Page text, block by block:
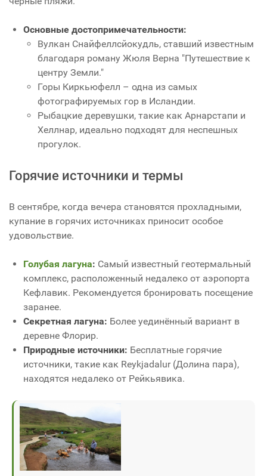
Основные достопримечательности:
Вулкан Снайфеллсйокудль, ставший известным
благодаря роману Жюля Верна "Путешествие к
центру Земли."
Горы Киркьюфелл – одна из самых
фотографируемых гор в Исландии.
Рыбацкие деревушки, такие как Арнарстапи и
Хеллнар, идеально подходят для неспешных
прогулок.
Горячие источники и термы
В сентябре, когда вечера становятся прохладными,
купание в горячих источниках приносит особое
удовольствие.
Голубая лагуна: Самый известный геотермальный
комплекс, расположенный недалеко от аэропорта
Кефлавик. Рекомендуется бронировать посещение
заранее.
Секретная лагуна: Более уединённый вариант в
деревне Флорир.
Природные источники: Бесплатные горячие
источники, такие как Reykjadalur (Долина пара),
находятся недалеко от Рейкьявика.